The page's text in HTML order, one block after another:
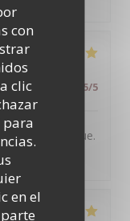
con
clic
en el
Calidad / Precio 5/5
et sympathique.